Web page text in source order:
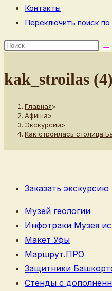
Контакты
Переключить поиск
kak_stroilas (4)
Главная>
Афиша>
Экскурсии>
Как строилась столица
Заказать экскурсию
Музей геологии
Инфотраки Музея
Макет Уфы
Маршрут.ПРО
Защитники
Стенды с